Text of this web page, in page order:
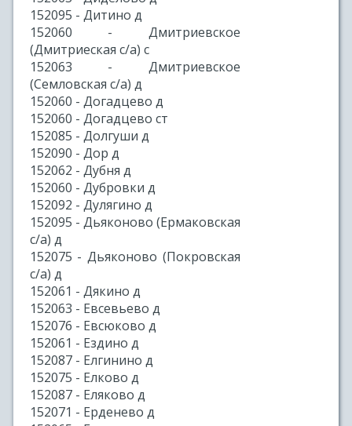
152095 - Дитино д
152060 - Дмитриевское
(Дмитриеская с/а) с
152063 - Дмитриевское
(Семловская с/а) д
152060 - Догадцево д
152060 - Догадцево ст
152085 - Долгуши д
152090 - Дор д
152062 - Дубня д
152060 - Дубровки д
152092 - Дулягино д
152095 - Дьяконово (Ермаковская
с/а) д
152075 - Дьяконово (Покровская
с/а) д
152061 - Дякино д
152063 - Евсевьево д
152076 - Евсюково д
152061 - Ездино д
152087 - Елгинино д
152075 - Елково д
152087 - Еляково д
152071 - Ерденево д